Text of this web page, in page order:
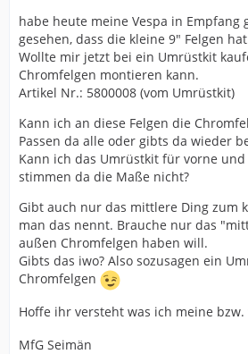
habe heute meine Vespa in Empfang
gesehen, dass die kleine 9" Felgen
Wollte mir jetzt bei ein Umrüstkit
Chromfelgen montieren kann.
Artikel Nr.: 5800008 (vom Umrüstkit)
Kann ich an diese Felgen die
Passen da alle oder gibts da wieder
Kann ich das Umrüstkit für vorne
stimmen da die Maße nicht?
Gibt auch nur das mittlere Ding zum
man das nennt. Brauche nur das
außen Chromfelgen haben will.
Gibts das iwo? Also sozusagen ein
Chromfelgen
Hoffe ihr versteht was ich meine
MfG Seimän